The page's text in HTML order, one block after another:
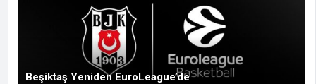
Beşiktaş Yeniden EuroLeague’de